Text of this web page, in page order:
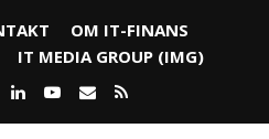
OM IT-FINANS
IT MEDIA GROUP (IMG)